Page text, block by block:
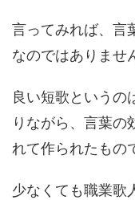
言ってみれば、言
なのではありませ
良い短歌というの
りながら、言葉の
れて作られたもの
少なくても職業歌